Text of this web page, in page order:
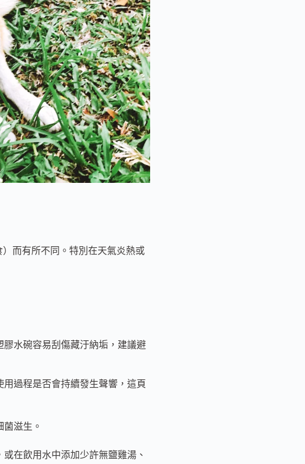
而有所不同。特別在天氣炎熱或
膠水碗容易刮傷藏汙納垢，建議避
過程是否會持續發生聲響，這頁
滋生。
在飲用水中添加少許無鹽雞湯、